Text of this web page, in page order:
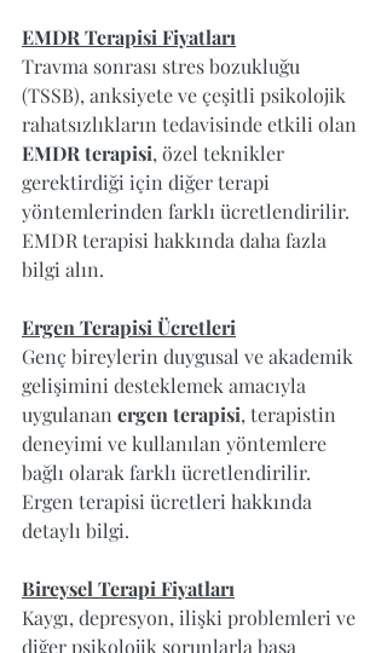
EMDR Terapisi Fiyatları
Travma sonrası stres bozukluğu
(TSSB), anksiyete ve çeşitli psikolojik
rahatsızlıkların tedavisinde etkili olan
EMDR terapisi, özel teknikler
gerektirdiği için diğer terapi
yöntemlerinden farklı ücretlendirilir.
EMDR terapisi hakkında daha fazla
bilgi alın.
Ergen Terapisi Ücretleri
Genç bireylerin duygusal ve akademik
gelişimini desteklemek amacıyla
uygulanan ergen terapisi, terapistin
deneyimi ve kullanılan yöntemlere
bağlı olarak farklı ücretlendirilir.
Ergen terapisi ücretleri hakkında
detaylı bilgi.
Bireysel Terapi Fiyatları
Kaygı, depresyon, ilişki problemleri ve
diğer psikolojik sorunlarla başa